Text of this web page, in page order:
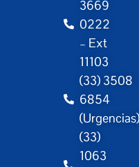
3669
0222
– Ext
11103
(33) 3508
6854
(33)
1063